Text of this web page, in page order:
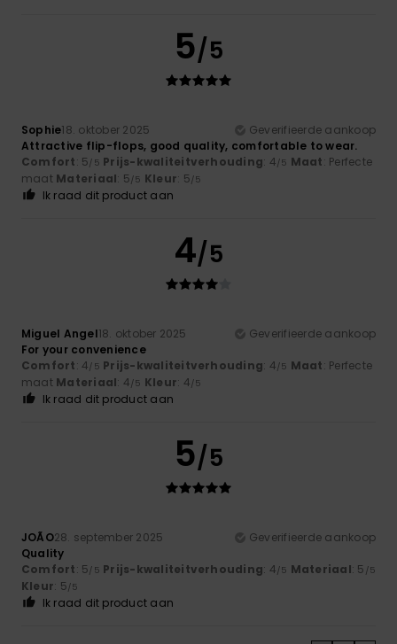
5/5
Sophie18. oktober 2025
Geverifieerde aankoop
Attractive flip-flops, good quality, comfortable to wear.
Comfort: 5/5 Prijs-kwaliteitverhouding: 4/5 Maat: Perfecte
maat Materiaal: 5/5 Kleur: 5/5
Ik raad dit product aan
4/5
Miguel Angel18. oktober 2025
Geverifieerde aankoop
For your convenience
Comfort: 4/5 Prijs-kwaliteitverhouding: 4/5 Maat: Perfecte
maat Materiaal: 4/5 Kleur: 4/5
Ik raad dit product aan
5/5
JOÃO28. september 2025
Geverifieerde aankoop
Quality
Comfort: 5/5 Prijs-kwaliteitverhouding: 4/5 Materiaal: 5 /5
Kleur: 5/5
Ik raad dit product aan